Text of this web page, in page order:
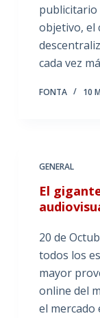
publicitario
objetivo, el
cada vez
FONTA 10
GENERAL
El
20 de
todos los
mayor
online del
el mercado